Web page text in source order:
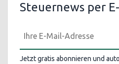
Steuernews per
Jetzt gratis abonnieren und